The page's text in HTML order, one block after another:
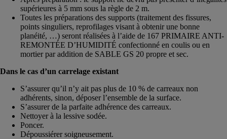
supérieures à 5 mm sous la règle de 2 m.
Toutes les préparations des supports (traitement des fissures,
points singuliers, reprofilages visant à obtenir une bonne
planéité, …) seront réalisées à l’aide de 167 PRIMAIRE ANTI-
REMONTÉE D’HUMIDITÉ confectionné en coulis ou en
mortier par addition de SABLE GS 20 propre et sec.
Dans le cas d’un carrelage existant
S’assurer qu’il n’y ait pas plus de 10 % de carreaux non
adhérents, sinon, déposer l’ensemble de la surface.
S’assurer de la parfaite adhérence des carreaux.
Nettoyer à la lessive sodée.
Poncer.
Dépoussiérer soigneusement.